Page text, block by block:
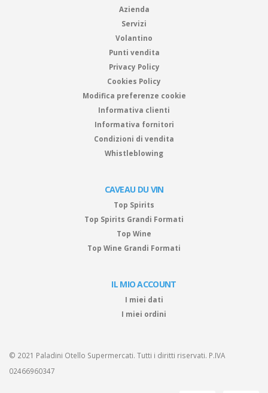
Azienda
Servizi
Volantino
Punti vendita
Privacy Policy
Cookies Policy
Modifica preferenze cookie
Informativa clienti
Informativa fornitori
Condizioni di vendita
Whistleblowing
CAVEAU DU VIN
Top Spirits
Top Spirits Grandi Formati
Top Wine
Top Wine Grandi Formati
IL MIO ACCOUNT
I miei dati
I miei ordini
© 2021 Paladini Otello Supermercati. Tutti i diritti riservati. P.IVA
02466960347